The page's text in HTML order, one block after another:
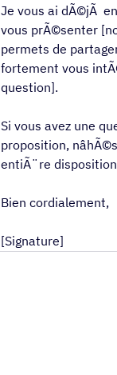
Je vous ai dÃ©jÃ
vous prÃ©senter
permets de
fortement vous
question].
Si vous avez une
proposition,
entiÃ¨re
Bien cordialement,
[Signature]